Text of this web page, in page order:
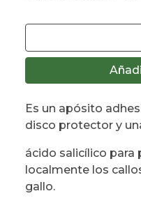
Es un apósito
disco protector y
ácido salicílico para
localmente los
gallo.